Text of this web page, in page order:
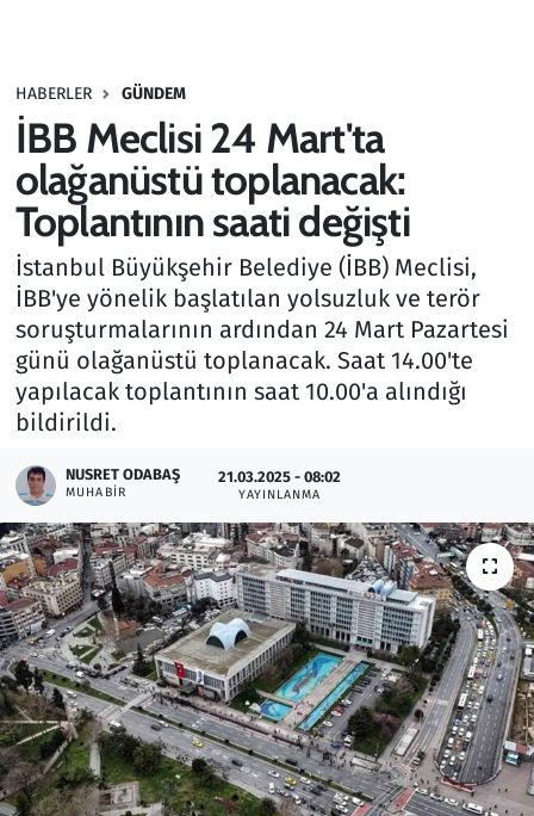
HABERLER GÜNDEM
İBB Meclisi 24 Mart'ta
olağanüstü toplanacak:
Toplantının saati değişti
İstanbul Büyükşehir Belediye (İBB) Meclisi,
İBB'ye yönelik başlatılan yolsuzluk ve terör
soruşturmalarının ardından 24 Mart Pazartesi
günü olağanüstü toplanacak. Saat 14.00'te
yapılacak toplantının saat 10.00'a alındığı
bildirildi.
NUSRET ODABAŞ
MUHABIR
21.03.2025 - 08:02
YAYINLANMA
Haber
Kültür Sanat
Kurumsal Haberler
Lezzet Durağı
Memur ve Kamu
Otomobil
Oyun
Ramazan
Resmi İlanlar
Rüya Tabirleri
Sağlık
Savunma Sanayi